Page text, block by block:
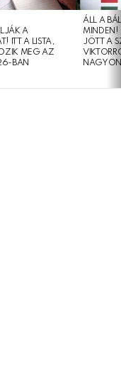
A
ITT A LISTA,
MEG AZ
BAN
ÁLL A
MINDEN!
JÖTT A